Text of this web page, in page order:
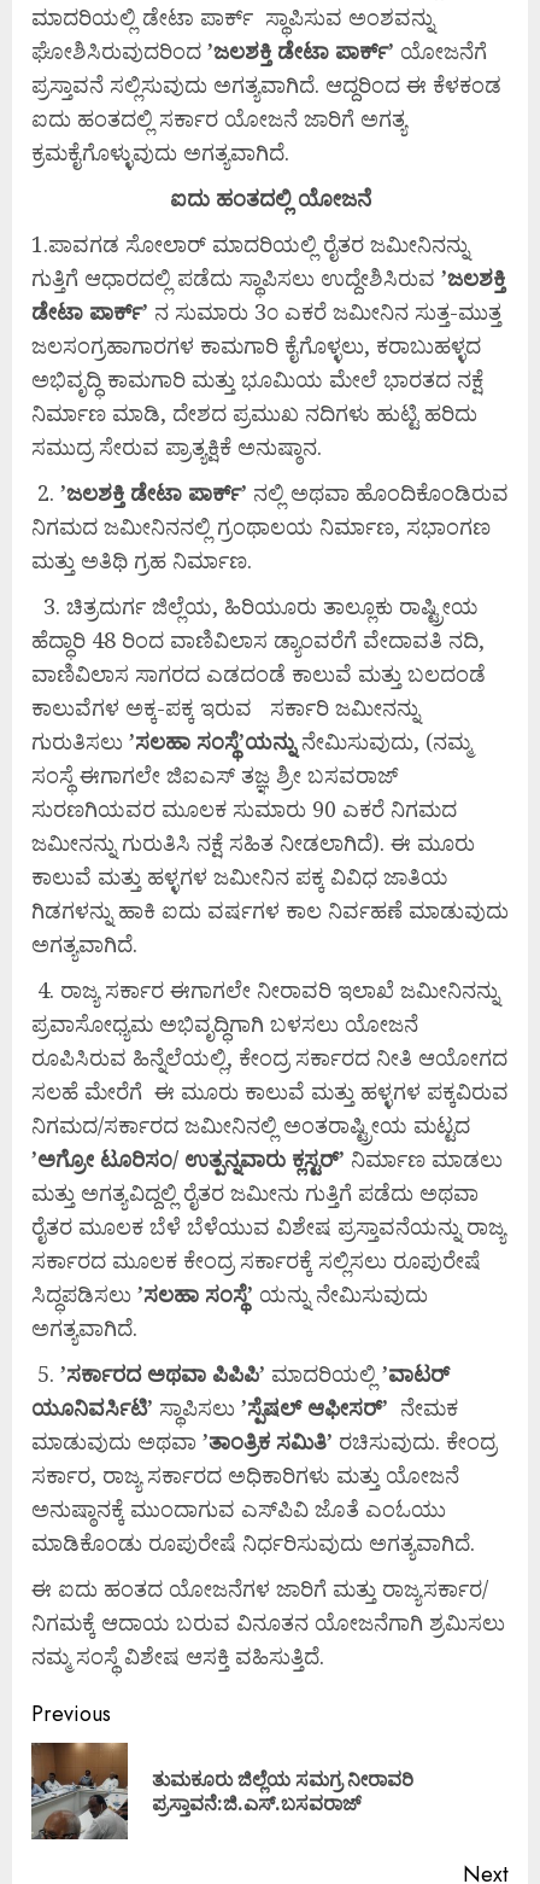
ಮಾದರಿಯಲ್ಲಿ ಡೇಟಾ ಪಾರ್ಕ್ ಸ್ಥಾಪಿಸುವ ಅಂಶವನ್ನು
ಘೋಶಿಸಿರುವುದರಿಂದ ’ಜಲಶಕ್ತಿ ಡೇಟಾ ಪಾರ್ಕ್’ ಯೋಜನೆಗೆ
ಪ್ರಸ್ತಾವನೆ ಸಲ್ಲಿಸುವುದು ಅಗತ್ಯವಾಗಿದೆ. ಆದ್ದರಿಂದ ಈ ಕೆಳಕಂಡ
ಐದು ಹಂತದಲ್ಲಿ ಸರ್ಕಾರ ಯೋಜನೆ ಜಾರಿಗೆ ಅಗತ್ಯ
ಕ್ರಮಕೈಗೊಳ್ಳುವುದು ಅಗತ್ಯವಾಗಿದೆ.
ಐದು ಹಂತದಲ್ಲಿ ಯೋಜನೆ
1.ಪಾವಗಡ ಸೋಲಾರ್ ಮಾದರಿಯಲ್ಲಿ ರೈತರ ಜಮೀನಿನನ್ನು
ಗುತ್ತಿಗೆ ಆಧಾರದಲ್ಲಿ ಪಡೆದು ಸ್ಥಾಪಿಸಲು ಉದ್ದೇಶಿಸಿರುವ ’ಜಲಶಕ್ತಿ
ಡೇಟಾ ಪಾರ್ಕ್’ ನ ಸುಮಾರು 3೦ ಎಕರೆ ಜಮೀನಿನ ಸುತ್ತ-ಮುತ್ತ
ಜಲಸಂಗ್ರಹಾಗಾರಗಳ ಕಾಮಗಾರಿ ಕೈಗೊಳ್ಳಲು, ಕರಾಬುಹಳ್ಳದ
ಅಭಿವೃದ್ಧಿ ಕಾಮಗಾರಿ ಮತ್ತು ಭೂಮಿಯ ಮೇಲೆ ಭಾರತದ ನಕ್ಷೆ
ನಿರ್ಮಾಣ ಮಾಡಿ, ದೇಶದ ಪ್ರಮುಖ ನದಿಗಳು ಹುಟ್ಟಿ ಹರಿದು
ಸಮುದ್ರ ಸೇರುವ ಪ್ರಾತ್ಯಕ್ಷಿಕೆ ಅನುಷ್ಠಾನ.
2. ’ಜಲಶಕ್ತಿ ಡೇಟಾ ಪಾರ್ಕ್’ ನಲ್ಲಿ ಅಥವಾ ಹೊಂದಿಕೊಂಡಿರುವ
ನಿಗಮದ ಜಮೀನಿನನಲ್ಲಿ ಗ್ರಂಥಾಲಯ ನಿರ್ಮಾಣ, ಸಭಾಂಗಣ
ಮತ್ತು ಅತಿಥಿ ಗ್ರಹ ನಿರ್ಮಾಣ.
3. ಚಿತ್ರದುರ್ಗ ಜಿಲ್ಲೆಯ, ಹಿರಿಯೂರು ತಾಲ್ಲೂಕು ರಾಷ್ಟ್ರೀಯ
ಹೆದ್ಧಾರಿ 48 ರಿಂದ ವಾಣಿವಿಲಾಸ ಡ್ಯಾಂವರೆಗೆ ವೇದಾವತಿ ನದಿ,
ವಾಣಿವಿಲಾಸ ಸಾಗರದ ಎಡದಂಡೆ ಕಾಲುವೆ ಮತ್ತು ಬಲದಂಡೆ
ಕಾಲುವೆಗಳ ಅಕ್ಕ-ಪಕ್ಕ ಇರುವ ಸರ್ಕಾರಿ ಜಮೀನನ್ನು
ಗುರುತಿಸಲು ’ಸಲಹಾ ಸಂಸ್ಥೆ’ಯನ್ನುನೇಮಿಸುವುದು, (ನಮ್ಮ
ಸಂಸ್ಥೆ ಈಗಾಗಲೇ ಜಿಐಎಸ್ ತಜ್ಞ ಶ್ರೀ ಬಸವರಾಜ್
ಸುರಣಗಿಯವರ ಮೂಲಕ ಸುಮಾರು 90 ಎಕರೆ ನಿಗಮದ
ಜಮೀನನ್ನು ಗುರುತಿಸಿ ನಕ್ಷೆ ಸಹಿತ ನೀಡಲಾಗಿದೆ). ಈ ಮೂರು
ಕಾಲುವೆ ಮತ್ತು ಹಳ್ಳಗಳ ಜಮೀನಿನ ಪಕ್ಕ ವಿವಿಧ ಜಾತಿಯ
ಗಿಡಗಳನ್ನು ಹಾಕಿ ಐದು ವರ್ಷಗಳ ಕಾಲ ನಿರ್ವಹಣೆ ಮಾಡುವುದು
ಅಗತ್ಯವಾಗಿದೆ.
4. ರಾಜ್ಯ ಸರ್ಕಾರ ಈಗಾಗಲೇ ನೀರಾವರಿ ಇಲಾಖೆ ಜಮೀನಿನನ್ನು
ಪ್ರವಾಸೋಧ್ಯಮ ಅಭಿವೃದ್ಧಿಗಾಗಿ ಬಳಸಲು ಯೋಜನೆ
ರೂಪಿಸಿರುವ ಹಿನ್ನೆಲೆಯಲ್ಲಿ, ಕೇಂದ್ರ ಸರ್ಕಾರದ ನೀತಿ ಆಯೋಗದ
ಸಲಹೆ ಮೇರೆಗೆ ಈ ಮೂರು ಕಾಲುವೆ ಮತ್ತು ಹಳ್ಳಗಳ ಪಕ್ಕವಿರುವ
ನಿಗಮದ/ಸರ್ಕಾರದ ಜಮೀನಿನಲ್ಲಿ ಅಂತರಾಷ್ಟ್ರೀಯ ಮಟ್ಟದ
’ಅಗ್ರೋ ಟೂರಿಸಂ/ ಉತ್ಪನ್ನವಾರು ಕ್ಲಸ್ಟರ್’ ನಿರ್ಮಾಣ ಮಾಡಲು
ಮತ್ತು ಅಗತ್ಯವಿದ್ದಲ್ಲಿ ರೈತರ ಜಮೀನು ಗುತ್ತಿಗೆ ಪಡೆದು ಅಥವಾ
ರೈತರ ಮೂಲಕ ಬೆಳೆ ಬೆಳೆಯುವ ವಿಶೇಷ ಪ್ರಸ್ತಾವನೆಯನ್ನು ರಾಜ್ಯ
ಸರ್ಕಾರದ ಮೂಲಕ ಕೇಂದ್ರ ಸರ್ಕಾರಕ್ಕೆ ಸಲ್ಲಿಸಲು ರೂಪುರೇಷೆ
ಸಿದ್ಧಪಡಿಸಲು ’ಸಲಹಾ ಸಂಸ್ಥೆ’ ಯನ್ನು ನೇಮಿಸುವುದು
ಅಗತ್ಯವಾಗಿದೆ.
5. ’ಸರ್ಕಾರದ ಅಥವಾ ಪಿಪಿಪಿ’ ಮಾದರಿಯಲ್ಲಿ ’ವಾಟರ್
ಯೂನಿವರ್ಸಿಟಿ’ ಸ್ಥಾಪಿಸಲು ’ಸ್ಪೆಷಲ್ ಆಫೀಸರ್’ ನೇಮಕ
ಮಾಡುವುದು ಅಥವಾ ’ತಾಂತ್ರಿಕ ಸಮಿತಿ’ ರಚಿಸುವುದು. ಕೇಂದ್ರ
ಸರ್ಕಾರ, ರಾಜ್ಯ ಸರ್ಕಾರದ ಅಧಿಕಾರಿಗಳು ಮತ್ತು ಯೋಜನೆ
ಅನುಷ್ಠಾನಕ್ಕೆ ಮುಂದಾಗುವ ಎಸ್‌ಪಿವಿ ಜೊತೆ ಎಂಓಯು
ಮಾಡಿಕೊಂಡು ರೂಪುರೇಷೆ ನಿರ್ಧರಿಸುವುದು ಅಗತ್ಯವಾಗಿದೆ.
ಈ ಐದು ಹಂತದ ಯೋಜನೆಗಳ ಜಾರಿಗೆ ಮತ್ತು ರಾಜ್ಯಸರ್ಕಾರ/
ನಿಗಮಕ್ಕೆ ಆದಾಯ ಬರುವ ವಿನೂತನ ಯೋಜನೆಗಾಗಿ ಶ್ರಮಿಸಲು
ನಮ್ಮ ಸಂಸ್ಥೆ ವಿಶೇಷ ಆಸಕ್ತಿ ವಹಿಸುತ್ತಿದೆ.
Previous
ತುಮಕೂರು ಜಿಲ್ಲೆಯ ಸಮಗ್ರ ನೀರಾವರಿ
ಪ್ರಸ್ತಾವನೆ:ಜಿ.ಎಸ್.ಬಸವರಾಜ್
Next